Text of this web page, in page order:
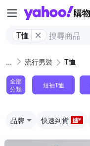
T恤
流行男裝 T恤
全部
分類
短袖T恤
品牌 快速到貨